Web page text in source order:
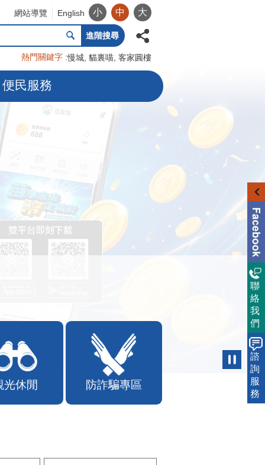
網站導覽 English 小 中 大
進階搜尋
熱門關鍵字 慢城 貓裏喵 客家圓樓
便民服務
光休閒 防詐騙專區
聯
絡
我
們
諮
詢
服
務